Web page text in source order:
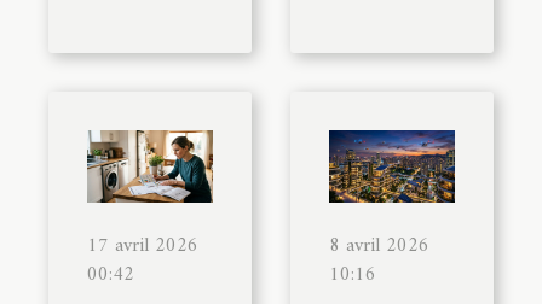
17 avril 2026
00:42
8 avril 2026
10:16